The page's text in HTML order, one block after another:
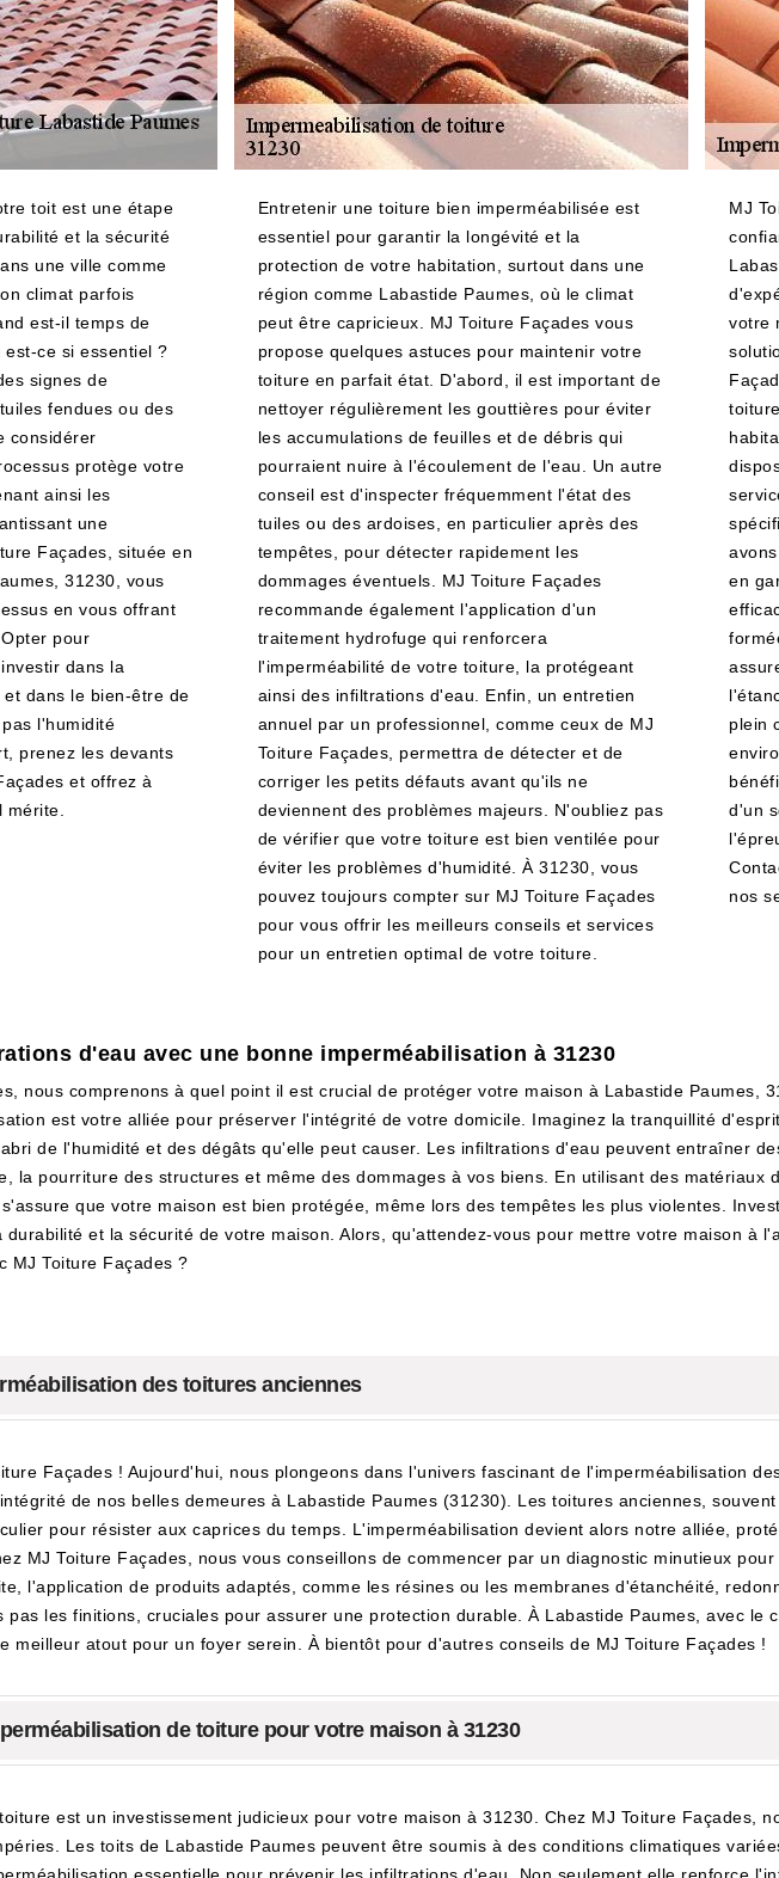
toit est une étape
et la sécurité
une ville comme
climat parfois
est-il temps de
ce si essentiel ?
signes de
fendues ou des
considérer
protège votre
ainsi les
une
Façades, située en
31230, vous
en vous offrant
pour
dans la
dans le bien-être de
l'humidité
prenez les devants
et offrez à
Entretenir une toiture bien imperméabilisée est
essentiel pour garantir la longévité et la
protection de votre habitation, surtout dans une
région comme Labastide Paumes, où le climat
peut être capricieux. MJ Toiture Façades vous
propose quelques astuces pour maintenir votre
toiture en parfait état. D'abord, il est important de
nettoyer régulièrement les gouttières pour éviter
les accumulations de feuilles et de débris qui
pourraient nuire à l'écoulement de l'eau. Un autre
conseil est d'inspecter fréquemment l'état des
tuiles ou des ardoises, en particulier après des
tempêtes, pour détecter rapidement les
dommages éventuels. MJ Toiture Façades
recommande également l'application d'un
traitement hydrofuge qui renforcera
l'imperméabilité de votre toiture, la protégeant
ainsi des infiltrations d'eau. Enfin, un entretien
annuel par un professionnel, comme ceux de MJ
Toiture Façades, permettra de détecter et de
corriger les petits défauts avant qu'ils ne
deviennent des problèmes majeurs. N'oubliez pas
de vérifier que votre toiture est bien ventilée pour
éviter les problèmes d'humidité. À 31230, vous
pouvez toujours compter sur MJ Toiture Façades
pour vous offrir les meilleurs conseils et services
pour un entretien optimal de votre toiture.
MJ
votre
en
plein
d'un
nos
d'eau avec une bonne imperméabilisation à 31230
nous comprenons à quel point il est crucial de protéger votre maison à Labastide Paumes,
est votre alliée pour préserver l'intégrité de votre domicile. Imaginez la tranquillité
de l'humidité et des dégâts qu'elle peut causer. Les infiltrations d'eau peuvent entraîner
la pourriture des structures et même des dommages à vos biens. En utilisant des matériaux
que votre maison est bien protégée, même lors des tempêtes les plus violentes.
durabilité et la sécurité de votre maison. Alors, qu'attendez-vous pour mettre votre maison à
MJ Toiture Façades ?
des toitures anciennes
Façades ! Aujourd'hui, nous plongeons dans l'univers fascinant de l'imperméabilisation
de nos belles demeures à Labastide Paumes (31230). Les toitures anciennes,
pour résister aux caprices du temps. L'imperméabilisation devient alors notre alliée,
MJ Toiture Façades, nous vous conseillons de commencer par un diagnostic minutieux
l'application de produits adaptés, comme les résines ou les membranes d'étanchéité,
pas les finitions, cruciales pour assurer une protection durable. À Labastide Paumes, avec le
meilleur atout pour un foyer serein. À bientôt pour d'autres conseils de MJ Toiture Façades !
de toiture pour votre maison à 31230
est un investissement judicieux pour votre maison à 31230. Chez MJ Toiture Façades,
Les toits de Labastide Paumes peuvent être soumis à des conditions climatiques